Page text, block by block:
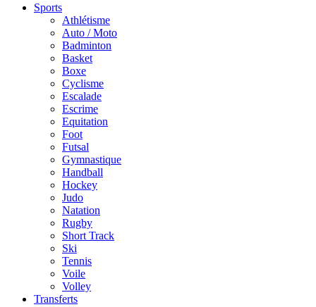
Sports
Athlétisme
Auto / Moto
Badminton
Basket
Boxe
Cyclisme
Escalade
Escrime
Equitation
Foot
Futsal
Gymnastique
Handball
Hockey
Judo
Natation
Rugby
Short Track
Ski
Tennis
Voile
Volley
Transferts